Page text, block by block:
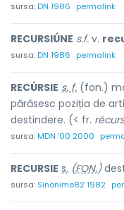
sursa:DN 1986 permalink
RECURSIÚNE s.f. v.
sursa:DN 1986 permalink
RECÚRSIE s. f. (fon.)
părăsesc poziția de
destindere. (< fr.
sursa:MDN '00 2000
RECURSIE s. (FON.)
sursa: Sinonime82 1982